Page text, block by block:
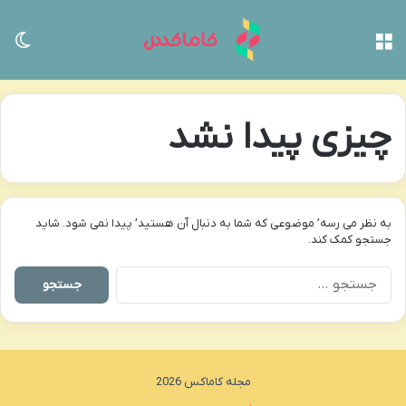
چیزی پیدا نشد
به نظر می رسه’ موضوعی که شما به دنبال آن هستید’ پیدا نمی شود. شاید
جستجو کمک کند.
جستجو
برای:
مجله کاماکس 2026